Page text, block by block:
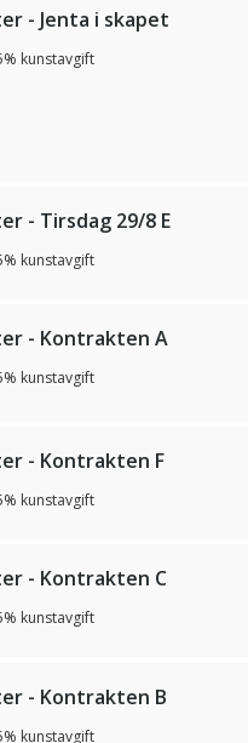
- Jenta i skapet
kunstavgift
- Tirsdag 29/8 E
kunstavgift
- Kontrakten A
kunstavgift
- Kontrakten F
kunstavgift
- Kontrakten C
kunstavgift
- Kontrakten B
kunstavgift